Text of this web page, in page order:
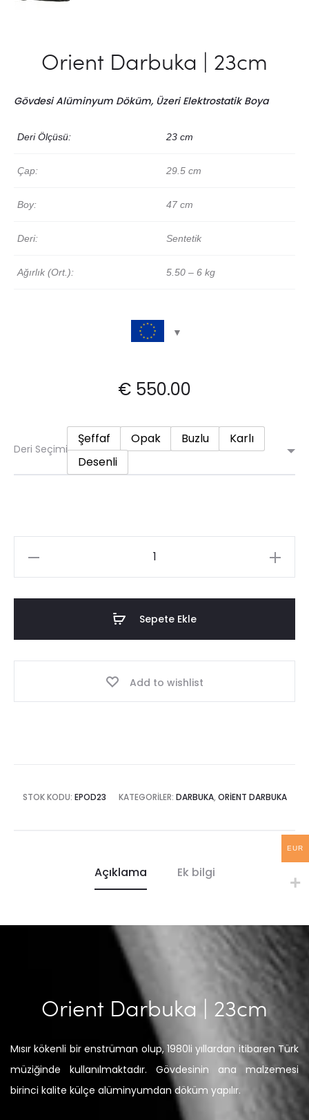
Orient Darbuka | 23cm
Gövdesi Alüminyum Döküm, Üzeri Elektrostatik Boya
Deri Ölçüsü: 23 cm
Çap: 29.5 cm
Boy: 47 cm
Deri: Sentetik
Ağırlık (Ort.): 5.50 – 6 kg
€ 550.00
Deri Seçimi
Şeffaf Opak Buzlu
Karlı
Desenli
Sepete Ekle
Add to wishlist
STOK KODU: EPOD23 KATEGORILER: DARBUKA, ORIENT DARBUKA
Açıklama Ek bilgi
Orient Darbuka | 23cm
Mısır kökenli bir enstrüman olup, 1980li yıllardan itibaren Türk
müziğinde kullanılmaktadır. Gövdesinin ana malzemesi
birinci kalite külçe alüminyumdan döküm yapılır.
EUR